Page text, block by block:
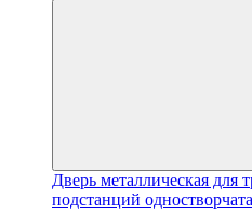
Дверь металлическая для
подстанций